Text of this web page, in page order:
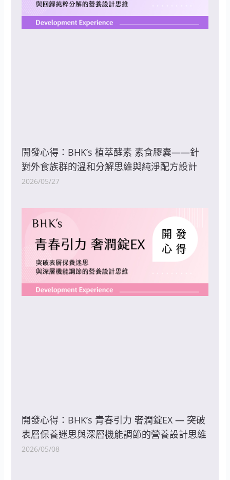
開發心得：BHK’s 植萃酵素 素食膠囊——針
對外食族群的溫和分解思維與純淨配方設計
2026/05/27
開發心得：BHK’s 青春引力 奢潤錠EX — 突破
表層保養迷思與深層機能調節的營養設計思維
2026/05/08